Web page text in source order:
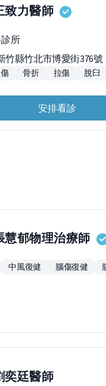
致力醫師
所
竹縣竹北市博愛街376號
骨折 拉傷 脫臼
安排看診
慧郁物理治療師
中風復健 腦傷復健
奕廷醫師